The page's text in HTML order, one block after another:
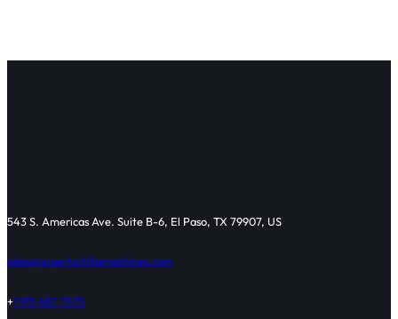
543 S. Americas Ave. Suite B-6, El Paso, TX 79907, US
sales@supertortillamachines.com
+1 915 487 7575